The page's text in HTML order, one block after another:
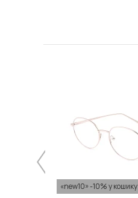
«new10» -10% у кошику